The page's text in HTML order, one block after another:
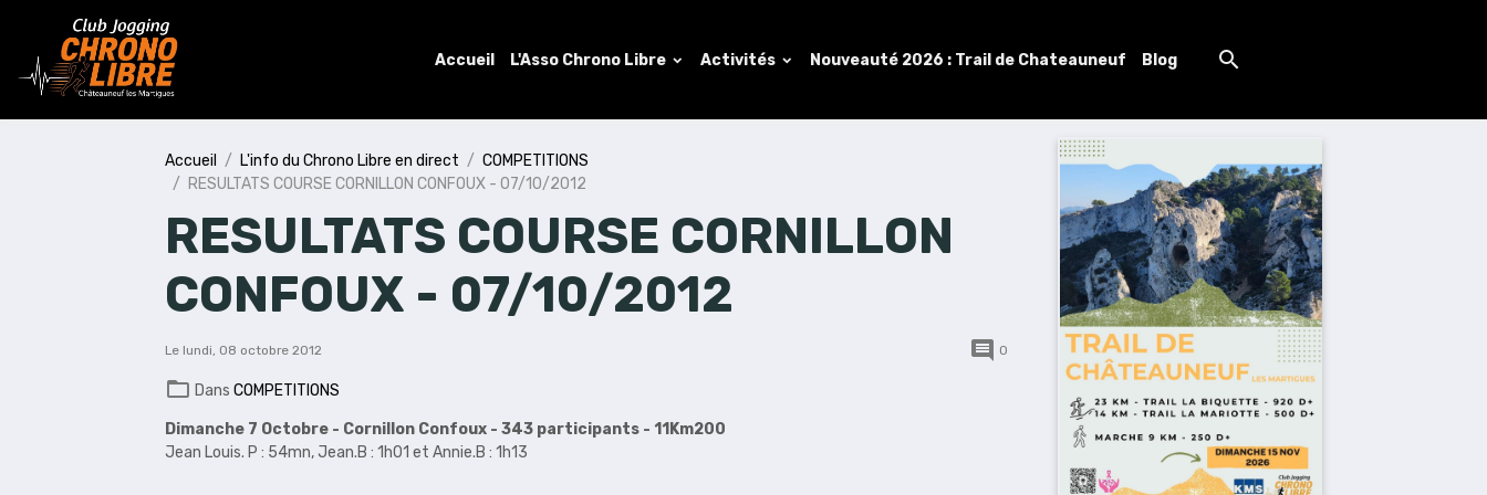
Accueil L'Asso Chrono Libre Activités Nouveauté 2026 : Trail de Chateauneuf Blog
Accueil L'info du Chrono Libre en direct
COMPETITIONS
RESULTATS COURSE CORNILLON CONFOUX - 07/10/2012
RESULTATS COURSE CORNILLON
CONFOUX - 07/10/2012
Le lundi, 08 octobre 2012 0
DansCOMPETITIONS
Dimanche 7 Octobre - Cornillon Confoux - 343 participants - 11Km200
Jean Louis. P : 54mn, Jean.B : 1h01 et Annie.B : 1h13